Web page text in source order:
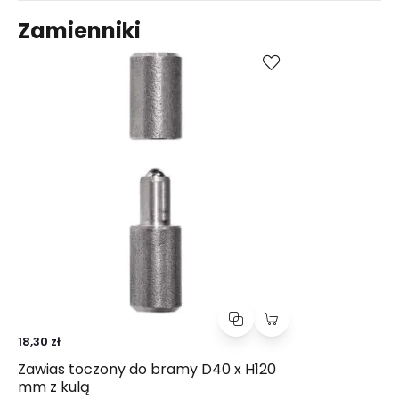
Zamienniki
Kup
18,30 zł
Zawias toczony do bramy D40 x H120
mm z kulą